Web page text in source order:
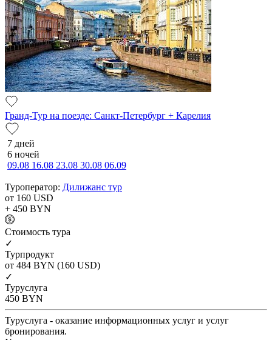
Гранд-Тур на поезде: Санкт-Петербург + Карелия
7 дней
6 ночей
09.08 16.08 23.08 30.08 06.09
Туроператор: Дилижанс тур
от 160 USD
+ 450 BYN
Cтоимость тура
✓
Турпродукт
от 484 BYN (160 USD)
✓
Туруслуга
450 BYN
Туруслуга - оказание информационных услуг и услуг
бронирования.